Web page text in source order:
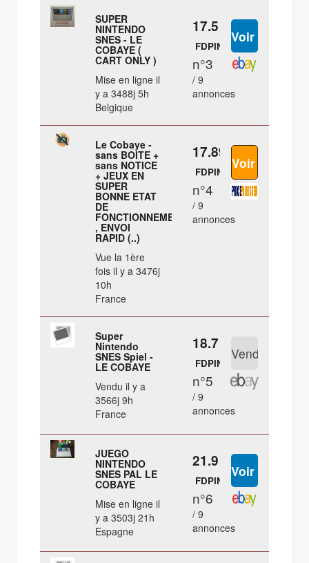
SUPER
NINTENDO
SNES - LE
COBAYE (
CART ONLY )
Mise en ligne il
y a 3488j 5h
Belgique
17.5 €
FDPIN
n°3
/ 9
annonces
Le Cobaye -
sans BOITE +
sans NOTICE
+ JEUX EN
SUPER
BONNE ETAT
DE
FONCTIONNEMENT
, ENVOI
RAPID (..)
Vue la 1ère
fois il y a 3476j
10h
France
17.89 €
FDPIN
n°4
/ 9
annonces
Super
Nintendo
SNES Spiel -
LE COBAYE
Vendu il y a
3566j 9h
France
18.7 €
FDPIN
n°5
/ 9
annonces
JUEGO
NINTENDO
SNES PAL LE
COBAYE
Mise en ligne il
y a 3503j 21h
Espagne
21.9 €
FDPIN
n°6
/ 9
annonces